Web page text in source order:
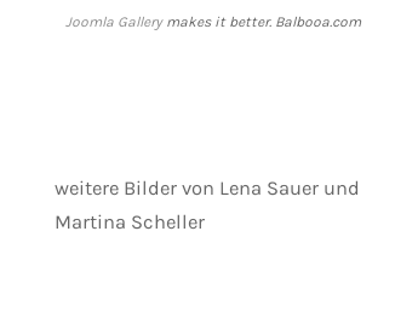
Joomla Gallerymakes it better. Balbooa.com
weitere Bilder von Lena Sauer und
Martina Scheller